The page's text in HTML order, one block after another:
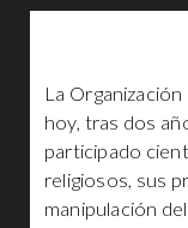
La
hoy, tras dos
participado
religiosos, sus
manipulación